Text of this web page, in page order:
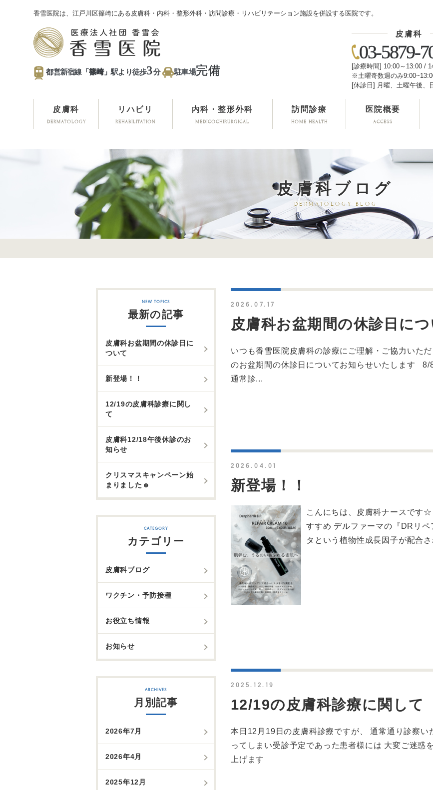
香雪医院は、江戸川区篠崎にある皮膚科・内科・整形外科・訪問診療・リハビリテーション施設を併設する医院です。
都営新宿線「篠崎」駅より徒歩3分 駐車場完備
皮膚科
03-5879-
[診療時間] 10:00～13:00 /
※土曜奇数週のみ
[休診日] 月曜、土曜午後、
DERMATOLOGY
皮膚科
REHABILITATION
リハビリ
MEDICOCHIRURGICAL
内科・整形外科
HOME HEALTH
訪問診療
ACCESS
医院概要
皮膚科ブログ
DERMATOLOGY BLOG
2026.07.17
皮膚科お盆期間の休診日につ
いつも香雪医院皮膚科の診療にご理解・ご協力いた
のお盆期間の休診日についてお知らせいたします
通常診...
2026.04.01
新登場！！
こんにちは、皮膚科ナースです
すすめ デルファーマの『DRリ
タという植物性成長因子が配合
2025.12.19
12/19の皮膚科診療に関して
本日12月19日の皮膚科診療ですが、 通常通り診察
ってしまい受診予定であった患者様には 大変ご迷惑
上げます
最新の記事
皮膚科お盆期間の休診日に
ついて
新登場！！
12/19の皮膚科診療に関し
て
皮膚科12/18午後休診のお
知らせ
クリスマスキャンペーン始
まりました☻
カテゴリー
皮膚科ブログ
ワクチン・予防接種
お役立ち情報
お知らせ
月別記事
2026年7月
2026年4月
2025年12月